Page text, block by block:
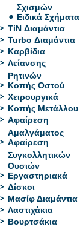
Σχισμών
Ειδικά Σχήματα
TiN Διαμάντια
Turbo Διαμάντια
Καρβίδια
Λείανσης
Ρητινών
Κοπής Οστού
Χειρουργικά
Κοπής Μετάλλου
Αφαίρεση
Αμαλγάματος
Αφαίρεση
Συγκολλητικών
Ουσιών
Εργαστηριακά
Δίσκοι
Μασίφ Διαμάντια
Λαστιχάκια
Βουρτσάκια